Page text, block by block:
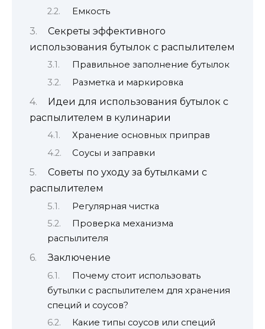
Емкость
Секреты эффективного
использования бутылок с распылителем
Правильное заполнение бутылок
Разметка и маркировка
Идеи для использования бутылок с
распылителем в кулинарии
Хранение основных приправ
Соусы и заправки
Советы по уходу за бутылками с
распылителем
Регулярная чистка
Проверка механизма
распылителя
Заключение
Почему стоит использовать
бутылки с распылителем для хранения
специй и соусов?
Какие типы соусов или специй